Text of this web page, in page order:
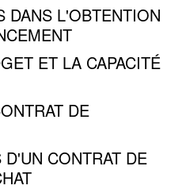
DANS L'OBTENTION
ET LA CAPACITÉ
DE
D'UN CONTRAT DE